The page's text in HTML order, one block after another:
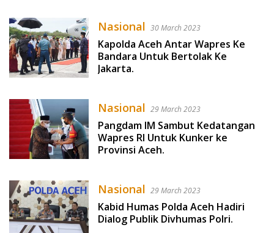
Nasional 30 March 2023
Kapolda Aceh Antar Wapres Ke
Bandara Untuk Bertolak Ke
Jakarta.
Nasional 29 March 2023
Pangdam IM Sambut Kedatangan
Wapres RI Untuk Kunker ke
Provinsi Aceh.
Nasional 29 March 2023
Kabid Humas Polda Aceh Hadiri
Dialog Publik Divhumas Polri.